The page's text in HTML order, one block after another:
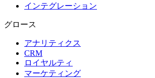
インテグレーション
グロース
アナリティクス
CRM
ロイヤルティ
マーケティング